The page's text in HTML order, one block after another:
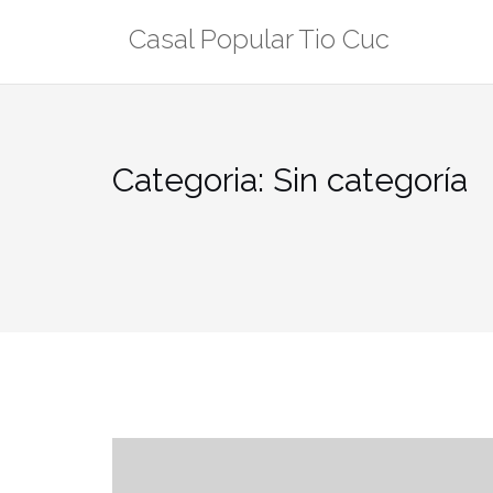
Casal Popular Tio Cuc
Categoria: Sin categoría